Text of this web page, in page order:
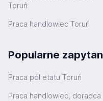
Toruń
Praca handlowiec Toruń
Popularne
Praca pół etatu Toruń
Praca handlowiec, doradca